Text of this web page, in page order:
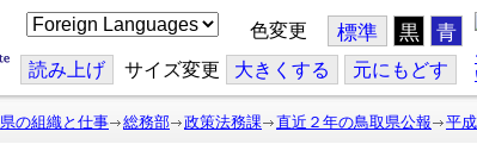
こ
の
ジ
を
翻
色変更 標準 黒 青
読み上げ サイズ変更 大きくする 元にもどす
県の組織と仕事 総務部 政策法務課 直近２年の鳥取県公報 平